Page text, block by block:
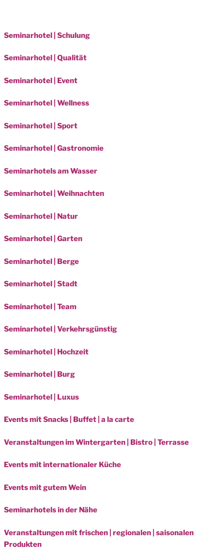
Seminarhotel | Schulung
Seminarhotel | Qualität
Seminarhotel | Event
Seminarhotel | Wellness
Seminarhotel | Sport
Seminarhotel | Gastronomie
Seminarhotels am Wasser
Seminarhotel | Weihnachten
Seminarhotel | Natur
Seminarhotel | Garten
Seminarhotel | Berge
Seminarhotel | Stadt
Seminarhotel | Team
Seminarhotel | Verkehrsgünstig
Seminarhotel | Hochzeit
Seminarhotel | Burg
Seminarhotel | Luxus
Events mit Snacks | Buffet | a la carte
Veranstaltungen im Wintergarten | Bistro | Terrasse
Events mit internationaler Küche
Events mit gutem Wein
Seminarhotels in der Nähe
Veranstaltungen mit frischen | regionalen | saisonalen
Produkten